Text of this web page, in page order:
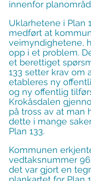
innenfor
Uklarhetene i Plan
medført at
veimyndighetene,
opp i et problem.
et berettiget
133 setter krav om
etableres ny
og ny offentlig
Krokåsdalen
på tross av at man
dette i mange
Plan 133.
Kommunen
vedtaksnummer
det var gjort en